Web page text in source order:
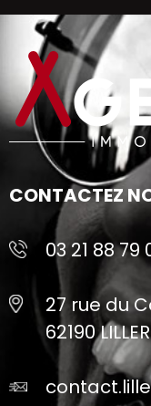
CONTACTEZ
03 21 88 79
27 rue du
62190